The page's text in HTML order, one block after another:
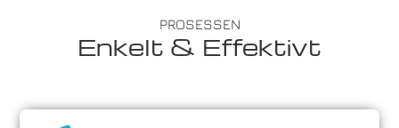
PROSESSEN
Enkelt & Effektivt